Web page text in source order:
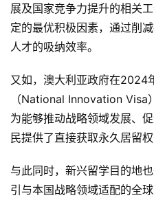
展及国家竞争力提升的相关
定的最优积极因素，通过削
人才的吸纳效率。
又如，澳大利亚政府在2024
（National Innovation Visa
为能够推动战略领域发展、
民提供了直接获取永久居留权
与此同时，新兴留学目的地
引与本国战略领域适配的全